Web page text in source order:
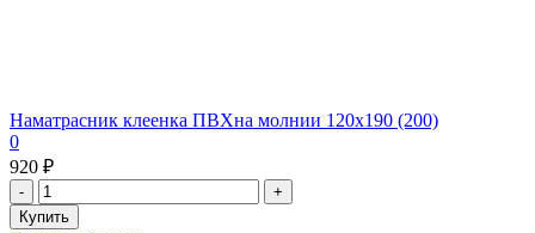
Наматрасник клеенка ПВХна молнии 120х190 (200)
0
920 ₽